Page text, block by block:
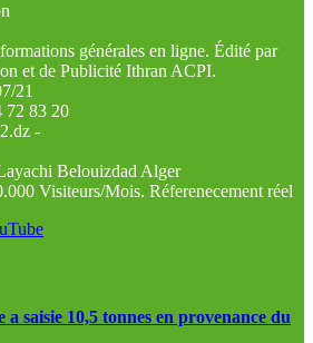
générales en ligne. Édité par
et de Publicité Ithran ACPI.
21
72 83 20
-
Belouizdad Alger
Visiteurs/Mois. Réferenecement réel
saisie 10,5 tonnes en provenance du